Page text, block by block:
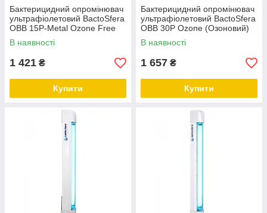
Бактерицидний опромінювач
ультрафіолетовий BactoSfera
OBB 15P-Metal Ozone Free
(Безозоновий)
В наявності
1 421 ₴
Купити
Бактерицидний опромінювач
ультрафіолетовий BactoSfera
OBB 30P Ozone (Озоновий)
В наявності
1 657 ₴
Купити